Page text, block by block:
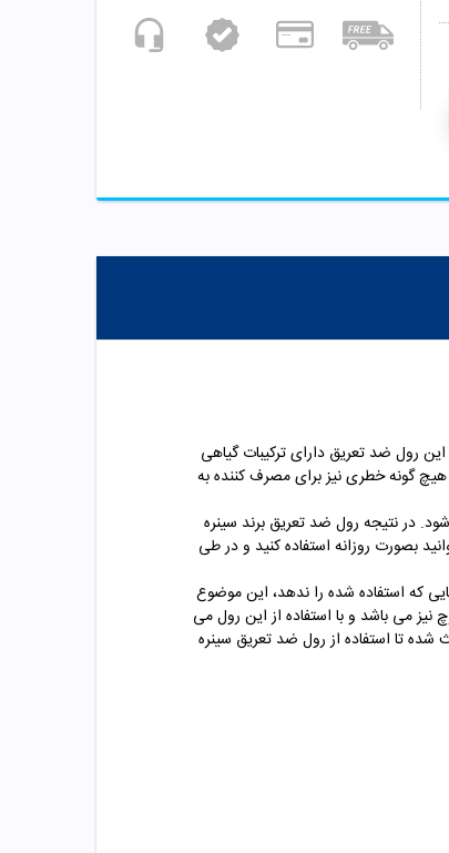
رول ضد تعریق دارای ترکیبات گیاهی
گونه خطری نیز برای مصرف کننده به
در نتیجه رول ضد تعریق برند سینره
بصورت روزانه استفاده کنید و در طی
که استفاده شده را ندهد، این موضوع
می باشد و با استفاده از این رول می
شده تا استفاده از رول ضد تعریق سینره